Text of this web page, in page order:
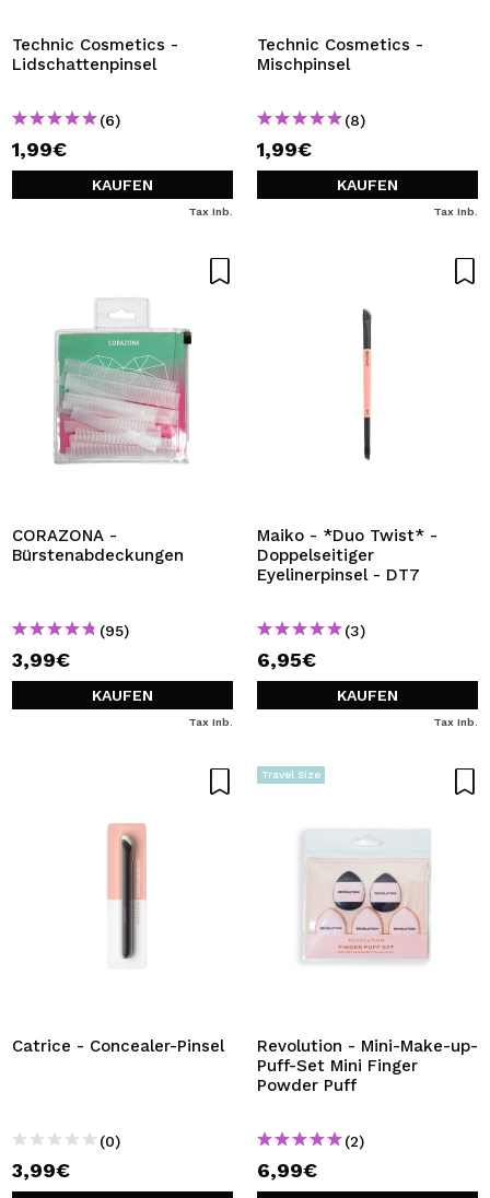
Technic Cosmetics -
Lidschattenpinsel
(6)
1,99€
KAUFEN
Tax Inb.
Technic Cosmetics -
Mischpinsel
(8)
1,99€
KAUFEN
Tax Inb.
CORAZONA -
Bürstenabdeckungen
(95)
3,99€
KAUFEN
Tax Inb.
Maiko - *Duo Twist* -
Doppelseitiger
Eyelinerpinsel - DT7
(3)
6,95€
KAUFEN
Tax Inb.
Catrice - Concealer-Pinsel
(0)
3,99€
Travel Size
Revolution - Mini-Make-up-
Puff-Set Mini Finger
Powder Puff
(2)
6,99€